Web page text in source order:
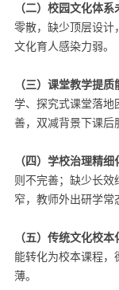
（二） 校园文化体系
零散，缺少顶层设计
文化育人感染力弱。
（三） 课堂教学提质
学、探究式课堂落地
善，双减背景下课后
（四） 学校治理精细
则不完善；缺少长效
窄，教师外出研学常
（五） 传统文化校本
能转化为校本课程，
薄。